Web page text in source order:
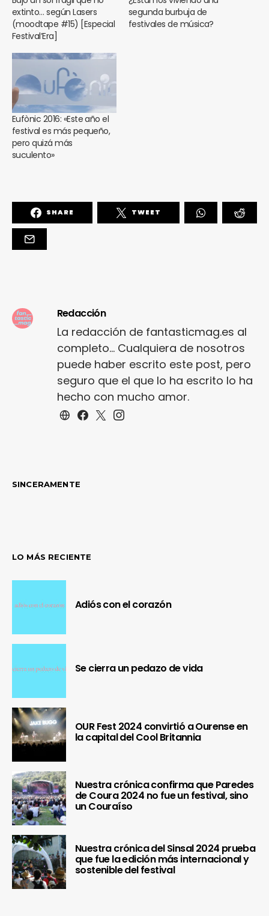
extinto… según Lasers
(moodtape #15) [Especial
Festival’Era]
segunda burbuja de
festivales de música?
Eufònic 2016: «Este año el
festival es más pequeño,
pero quizá más
suculento»
SHARE TWEET
Redacción
La redacción de fantasticmag.es al
completo... Cualquiera de nosotros
puede haber escrito este post, pero
seguro que el que lo ha escrito lo ha
hecho con mucho amor.
SINCERAMENTE
LO MÁS RECIENTE
Adiós con el corazón
Se cierra un pedazo de vida
OUR Fest 2024 convirtió a Ourense en
la capital del Cool Britannia
Nuestra crónica confirma que Paredes
de Coura 2024 no fue un festival, sino
un Couraíso
Nuestra crónica del Sinsal 2024 prueba
que fue la edición más internacional y
sostenible del festival